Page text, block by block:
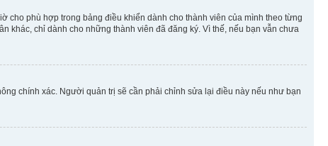
phù hợp trong bảng điều khiển dành cho thành viên của mình theo từng
khác, chỉ dành cho những thành viên đã đăng ký. Vì thế, nếu bạn vẫn chưa
chính xác. Người quản trị sẽ cần phải chỉnh sửa lại điều này nếu như bạn